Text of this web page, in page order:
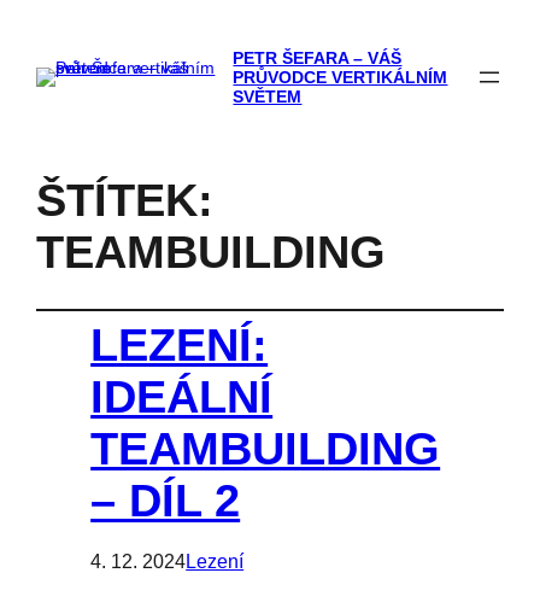
PETR ŠEFARA – VÁŠ
PRŮVODCE VERTIKÁLNÍM
SVĚTEM
ŠTÍTEK:
TEAMBUILDING
LEZENÍ:
IDEÁLNÍ
TEAMBUILDING
– DÍL 2
4. 12. 2024Lezení